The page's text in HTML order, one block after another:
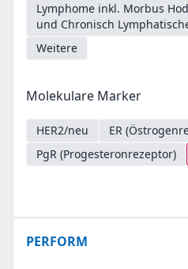
Lymphome inkl. Morbus
und Chronisch
Weitere
Molekulare Marker
HER2/neu ER
PgR (Progesteronrezeptor)
PERFORM